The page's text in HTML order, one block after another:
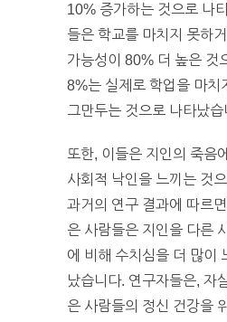
10% 증가하는 것으로 나
들은 학교를 마치지 못하
가능성이 80% 더 높은 것
8%는 실제로 학업을 마치
그만두는 것으로 나타났습
또한, 이들은 지인의 죽음
사회적 낙인을 느끼는 것
과거의 연구 결과에 따르
은 사람들은 지인을 다른
에 비해 수치심을 더 많이
났습니다. 연구자들은, 자
은 사람들의 정신 건강을